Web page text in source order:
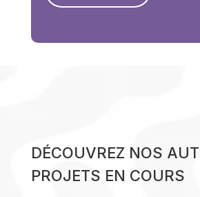
DÉCOUVREZ NOS
PROJETS EN COURS